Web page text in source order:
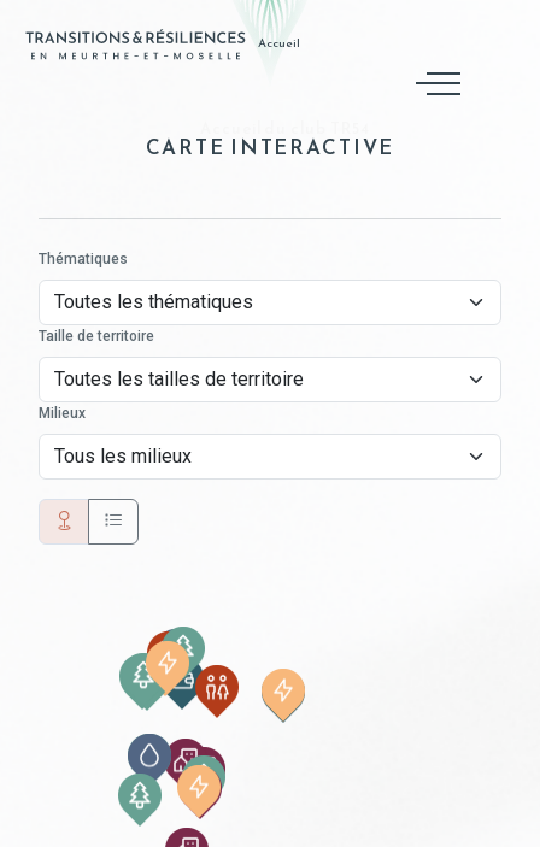
Accueil
CARTE INTERACTIVE
Thématiques
Taille de territoire
Milieux